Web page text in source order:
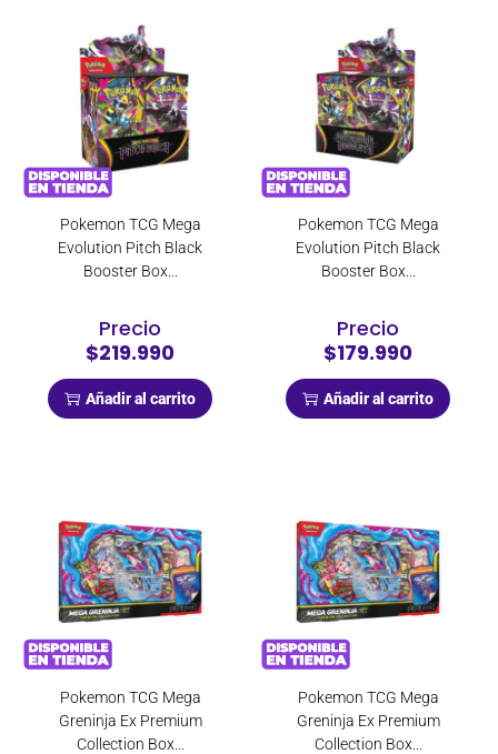
Pokemon TCG Mega
Evolution Pitch Black
Booster Box...
Precio
$219.990
Añadir al carrito
Pokemon TCG Mega
Evolution Pitch Black
Booster Box...
Precio
$179.990
Añadir al carrito
Pokemon TCG Mega
Greninja Ex Premium
Collection Box...
Pokemon TCG Mega
Greninja Ex Premium
Collection Box...